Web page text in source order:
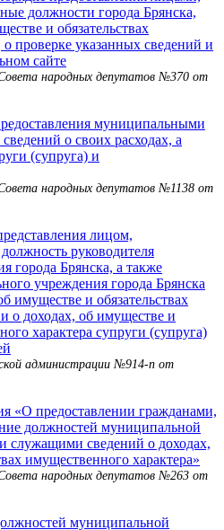
должности города Брянска,
и обязательствах
проверке указанных сведений и
сайте
Совета народных депутатов №370 от
муниципальными
о своих расходах, а
(супруга) и
Совета народных депутатов №1138 от
лицом,
руководителя
города Брянска, а также
учреждения города Брянска
имуществе и обязательствах
о доходах, об имуществе и
характера супруги (супруга)
администрации №914-п от
«О предоставлении гражданами,
должностей муниципальной
сведений о доходах,
имущественного характера»
Совета народных депутатов №263 от
муниципальной